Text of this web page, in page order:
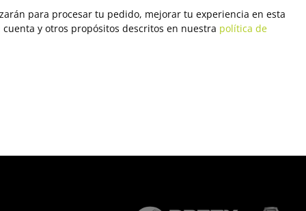
para procesar tu pedido, mejorar tu experiencia en esta
y otros propósitos descritos en nuestra política de